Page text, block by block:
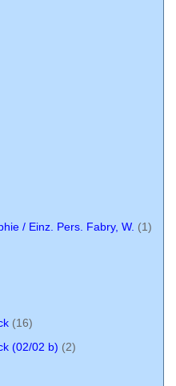
/ Einz. Pers. Fabry, W. (1)
(16)
(02/02 b) (2)